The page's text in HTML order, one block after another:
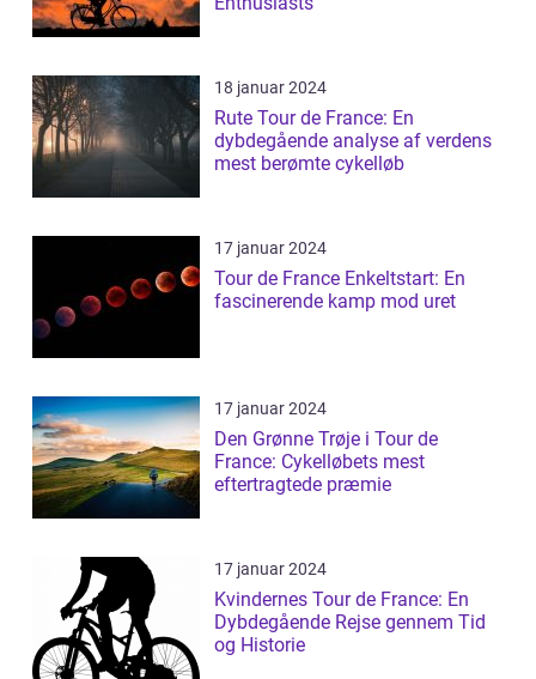
18 januar 2024
Rute Tour de France: En
dybdegående analyse af verdens
mest berømte cykelløb
17 januar 2024
Tour de France Enkeltstart: En
fascinerende kamp mod uret
17 januar 2024
Den Grønne Trøje i Tour de
France: Cykelløbets mest
eftertragtede præmie
17 januar 2024
Kvindernes Tour de France: En
Dybdegående Rejse gennem Tid
og Historie